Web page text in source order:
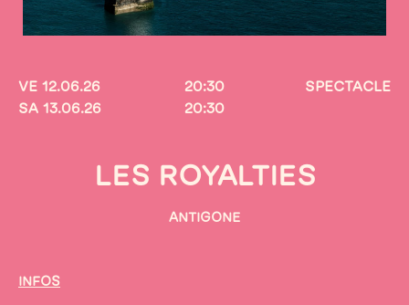
VE 12.06.26
SA 13.06.26
20:30
20:30
SPECTACLE
LES ROYALTIES
ANTIGONE
INFOS